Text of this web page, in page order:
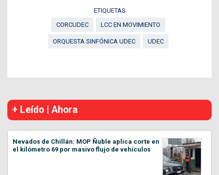
ETIQUETAS
CORCUDEC
LCC EN MOVIMIENTO
ORQUESTA SINFÓNICA UDEC UDEC
+ Leído | Ahora
Nevados de Chillán: MOP Ñuble aplica corte en
el kilómetro 69 por masivo flujo de vehículos